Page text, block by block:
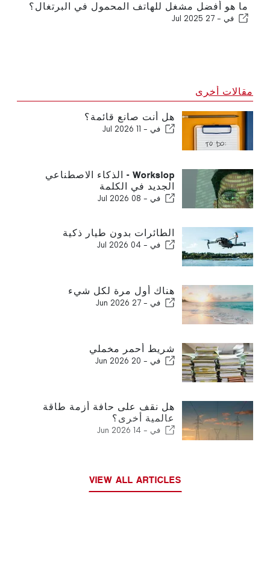
ما هو أفضل مشغل للهاتف المحمول في البرتغال؟
في - 27 Jul 2025
مقالات أخرى
هل أنت صانع قائمة؟
في - 11 Jul 2026
Workslop - الذكاء الاصطناعي
الجديد في الكلمة
في - 08 Jul 2026
الطائرات بدون طيار ذكية
في - 04 Jul 2026
هناك أول مرة لكل شيء
في - 27 Jun 2026
شريط أحمر مخملي
في - 20 Jun 2026
هل نقف على حافة أزمة طاقة
عالمية أخرى؟
في - 14 Jun 2026
VIEW ALL ARTICLES